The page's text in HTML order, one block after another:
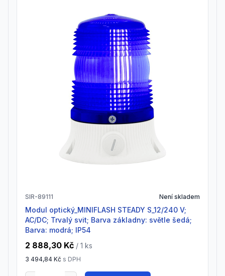
SIR-89111 Není skladem
Modul optický_MINIFLASH STEADY S_12/240 V;
AC/DC; Trvalý svit; Barva základny: světle šedá;
Barva: modrá; IP54
2 888,30 Kč / 1 ks
3 494,84 Kč s DPH